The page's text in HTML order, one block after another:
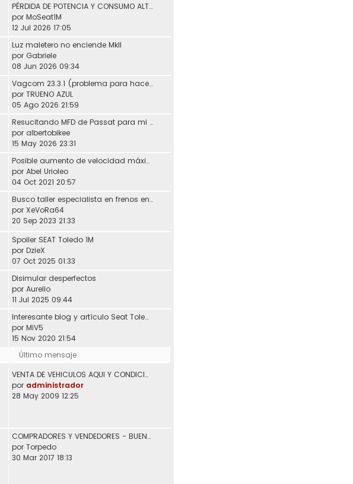
PÉRDIDA DE POTENCIA Y CONSUMO ALTO ASV León
por MoSeat1M
12 Jul 2026 17:05
Luz maletero no enciende MkII
por Gabriele
08 Jun 2026 09:34
Vagcom 23.3.1 (problema para hacerlo funcionar)
por TRUENO AZUL
05 Ago 2026 21:59
Resucitando MFD de Passat para mi Toledo + Petición ayuda idioma (CD DX)
por albertobikee
15 May 2026 23:31
Posible aumento de velocidad máxima en autovías
por Abel Urioleo
04 Oct 2021 20:57
Busco taller especialista en frenos en Madrid
por XeVoRa64
20 Sep 2023 21:33
Spoiler SEAT Toledo 1M
por DzieX
07 Oct 2025 01:33
Disimular desperfectos
por Aurelio
11 Jul 2025 09:44
Interesante blog y artículo Seat Toledo 1L
por MiV5
15 Nov 2020 21:54
Último mensaje
VENTA DE VEHICULOS AQUI Y CONDICIONES DE USO.
por administrador
28 May 2009 12:25
COMPRADORES Y VENDEDORES - BUENOS Y MALOS
por Torpedo
30 Mar 2017 18:13